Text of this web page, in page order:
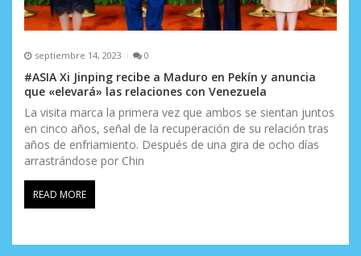
septiembre 14, 2023 0
#ASIA Xi Jinping recibe a Maduro en Pekín y anuncia
que «elevará» las relaciones con Venezuela
La visita marca la primera vez que ambos se sientan juntos
en cinco años, señal de la recuperación de su relación tras
años de enfriamiento. Después de una gira de ocho días
arrastrándose por Chin
READ MORE